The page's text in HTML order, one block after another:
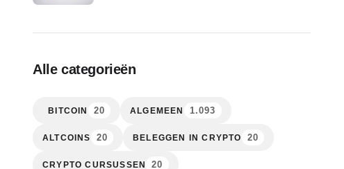
Alle categorieën
BITCOIN 20 ALGEMEEN 1.093
ALTCOINS 20 BELEGGEN IN CRYPTO 20
CRYPTO CURSUSSEN 20